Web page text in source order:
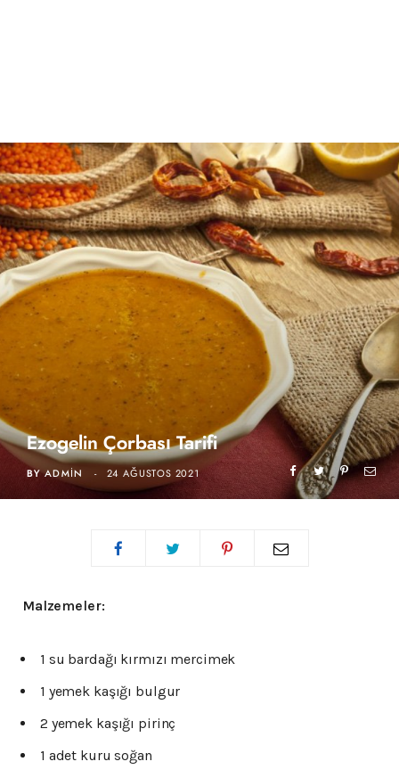
Ezogelin Çorbası Tarifi
BY ADMIN 24 AĞUSTOS 2021
Malzemeler:
1 su bardağı kırmızı mercimek
1 yemek kaşığı bulgur
2 yemek kaşığı pirinç
1 adet kuru soğan